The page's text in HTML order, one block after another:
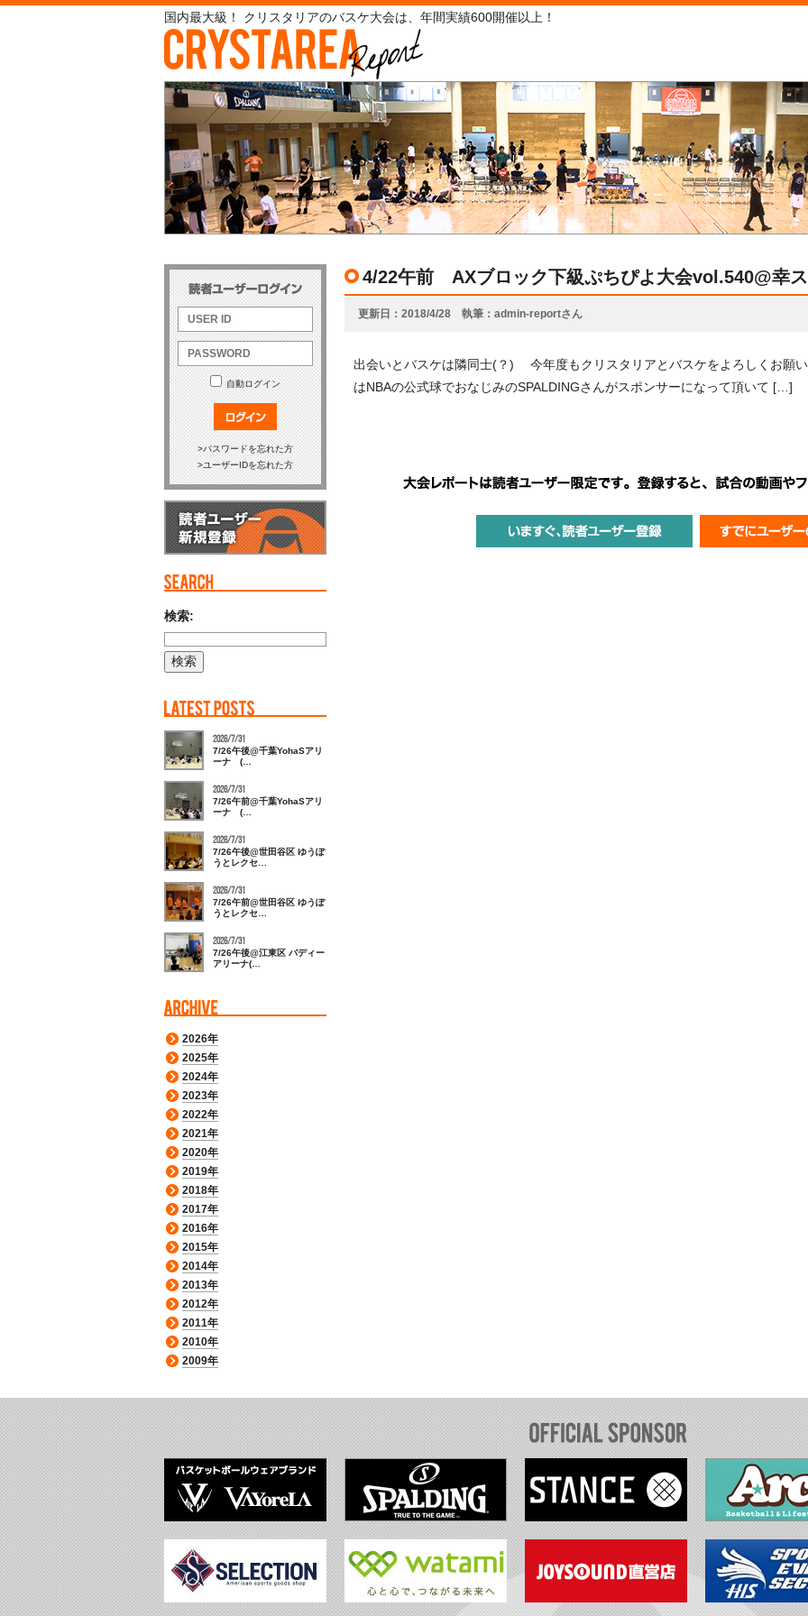
国内最大級！ クリスタリアのバスケ大会は、年間実績600開催以上！
4/22午前 AXブロック下級ぷちぴよ大会vol.540@幸
更新日 2018/4/28 執筆 admin-reportさん
出会いとバスケは隣同士(？) 今年度もクリスタリアとバスケをよろしくお願
はNBAの公式球でおなじみのSPALDINGさんがスポンサーになって頂いて […]
自動ログイン
パスワードを忘れた方
ユーザーIDを忘れた方
検索:
2026/7/31
7/26午後@千葉YohaSアリ
ーナ (…
2026/7/31
7/26午前@千葉YohaSアリ
ーナ (…
2026/7/31
7/26午後@世田谷区 ゆうぽ
うとレクセ…
2026/7/31
7/26午前@世田谷区 ゆうぽ
うとレクセ…
2026/7/31
7/26午後@江東区 バディー
アリーナ(…
2026年
2025年
2024年
2023年
2022年
2021年
2020年
2019年
2018年
2017年
2016年
2015年
2014年
2013年
2012年
2011年
2010年
2009年